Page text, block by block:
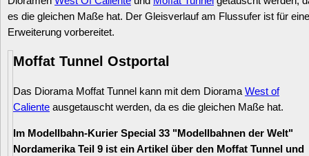
es die gleichen Maße hat. Der Gleisverlauf am Flussufer ist für eine
Erweiterung vorbereitet.
Moffat Tunnel Ostportal
Das Diorama Moffat Tunnel kann mit dem Diorama West of
Caliente ausgetauscht werden, da es die gleichen Maße hat.
Im Modellbahn-Kurier Special 33 "Modellbahnen der Welt"
Nordamerika Teil 9 ist ein Artikel über den Moffat Tunnel und